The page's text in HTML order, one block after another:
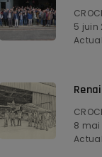
5 juin
8 mai